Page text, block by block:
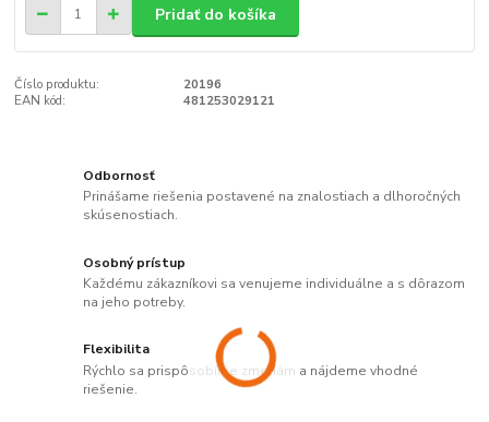
Pridať do košíka
Číslo produktu:
20196
EAN kód:
481253029121
Odbornosť
Prinášame riešenia postavené na znalostiach a dlhoročných
skúsenostiach.
Osobný prístup
Každému zákazníkovi sa venujeme individuálne a s dôrazom
na jeho potreby.
Flexibilita
Rýchlo sa prispôsobíme zmenám a nájdeme vhodné
riešenie.